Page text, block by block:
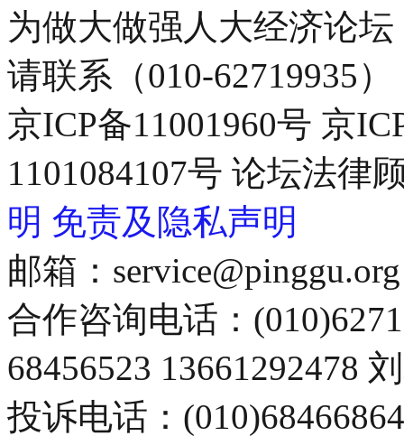
为做大做强人大经济论
请联系（010-62719935）
京ICP备11001960号 京
1101084107号 论坛法律
明 免责及隐私声明
邮箱：service@pinggu.org
合作咨询电话：
68456523 13661292478
投诉电话：